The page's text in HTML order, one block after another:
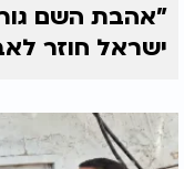
"אהבת השם
ישראל חוזר